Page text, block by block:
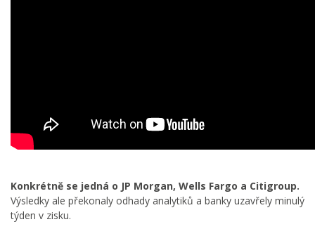
Konkrétně se jedná o JP Morgan, Wells Fargo a Citigroup.
Výsledky ale překonaly odhady analytiků a banky uzavřely minulý
týden v zisku.